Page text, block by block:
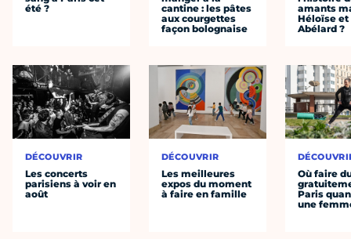
été ?
DÉCOUVRIR
Les concerts
parisiens à voir en
août
cantine : les pâtes
aux courgettes
façon bolognaise
DÉCOUVRIR
Les meilleures
expos du moment
à faire en famille
amants
Héloïse et
Abélard ?
Où faire
Paris
une